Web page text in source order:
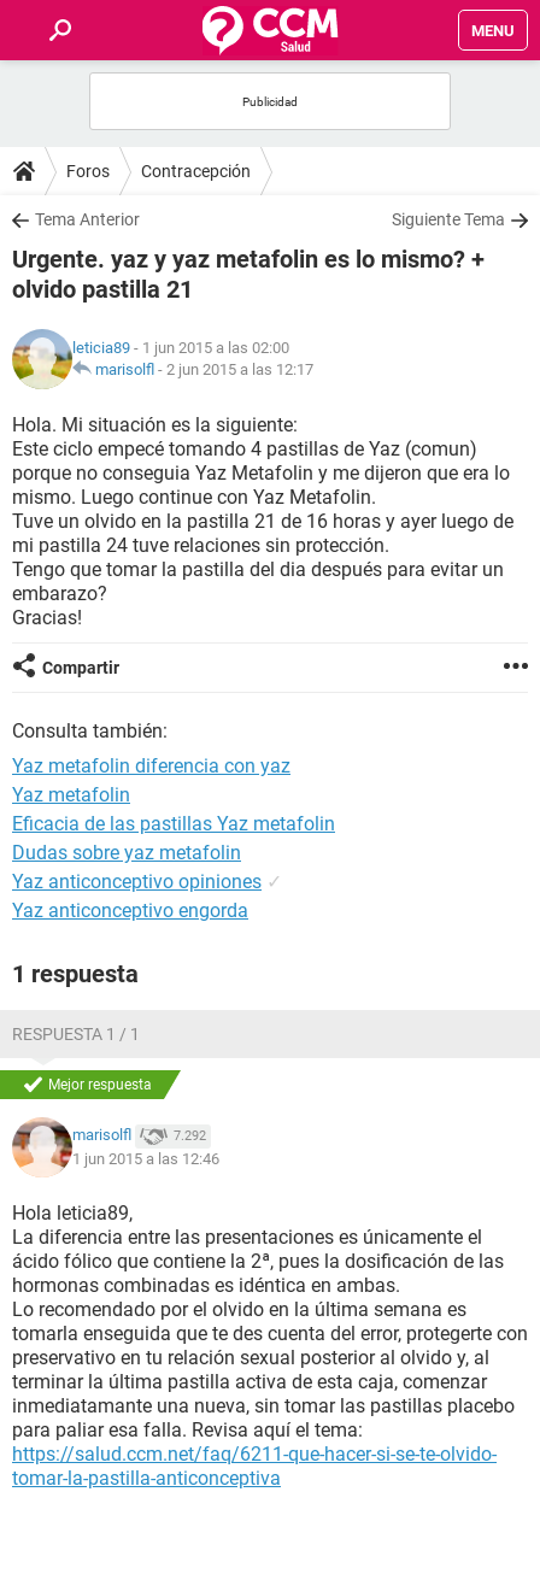
MENU
FOROS
SALUD
FAMILIA
NUTRICIÓN
SEXUALIDAD
GLOSARIO
Foros Contracepción
Tema Anterior Siguiente Tema
Urgente. yaz y yaz metafolin es lo mismo? +
olvido pastilla 21
leticia89 - 1 jun 2015 a las 02:00
marisolfl - 2 jun 2015 a las 12:17
Hola. Mi situación es la siguiente:
Este ciclo empecé tomando 4 pastillas de Yaz (comun)
porque no conseguia Yaz Metafolin y me dijeron que era lo
mismo. Luego continue con Yaz Metafolin.
Tuve un olvido en la pastilla 21 de 16 horas y ayer luego de
mi pastilla 24 tuve relaciones sin protección.
Tengo que tomar la pastilla del dia después para evitar un
embarazo?
Gracias!
Compartir
Consulta también:
Yaz metafolin diferencia con yaz
Yaz metafolin
Eficacia de las pastillas Yaz metafolin
Dudas sobre yaz metafolin
Yaz anticonceptivo opiniones ✓
Yaz anticonceptivo engorda
1 respuesta
RESPUESTA 1 / 1
Mejor respuesta
marisolfl 7.292
1 jun 2015 a las 12:46
Hola leticia89,
La diferencia entre las presentaciones es únicamente el
ácido fólico que contiene la 2ª, pues la dosificación de las
hormonas combinadas es idéntica en ambas.
Lo recomendado por el olvido en la última semana es
tomarla enseguida que te des cuenta del error, protegerte con
preservativo en tu relación sexual posterior al olvido y, al
terminar la última pastilla activa de esta caja, comenzar
inmediatamante una nueva, sin tomar las pastillas placebo
para paliar esa falla. Revisa aquí el tema:
https://salud.ccm.net/faq/6211-que-hacer-si-se-te-olvido-
tomar-la-pastilla-anticonceptiva